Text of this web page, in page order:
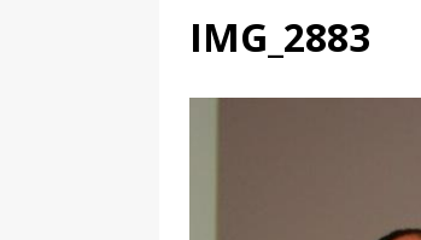
[ 19.
förderfähige
29.12.2020
IMG_2883